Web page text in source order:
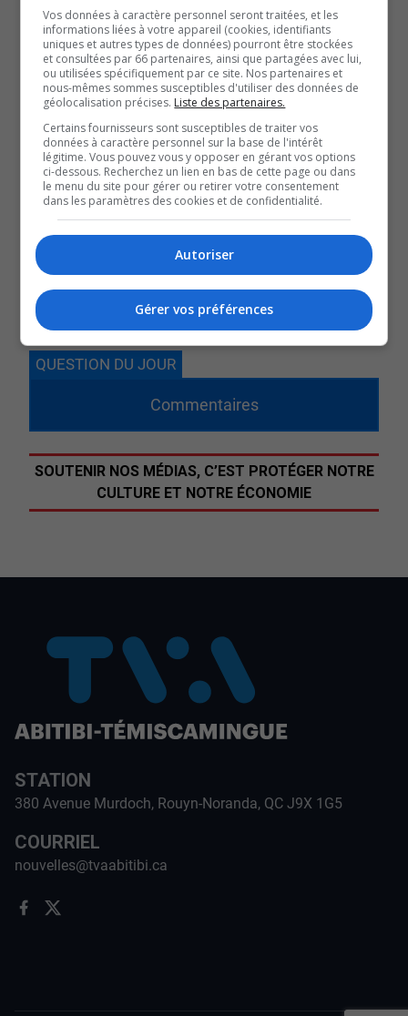
poste, elle qui devra se frotter à l’autre candidat annoncé
à l’investiture, l’ancien journaliste et attaché politique,
Jean-François Vachon.
Selon nos sources, une autre personne de l’extérieur de
la région pourrait également se présenter pour
l’investiture.
Les membres du Parti québécois devront donc faire un
choix.
La date de l’investiture du Parti québécois dans Rouyn-
Noranda-Témiscamingue n’est toujours pas connue.
On rappelle également que le maire d’Amos, Sébastien
D’Astous, espère lui aussi représenter la formation
politique dans Abitibi-Ouest.
QUESTION DU JOUR
Commentaires
SOUTENIR NOS MÉDIAS, C’EST PROTÉGER NOTRE
CULTURE ET NOTRE ÉCONOMIE
STATION
380 Avenue Murdoch, Rouyn-Noranda, QC J9X 1G5
COURRIEL
nouvelles@tvaabitibi.ca
Vos données à caractère personnel seront traitées, et les
informations liées à votre appareil (cookies, identifiants
uniques et autres types de données) pourront être stockées
et consultées par 66 partenaires, ainsi que partagées avec lui,
ou utilisées spécifiquement par ce site. Nos partenaires et
nous-mêmes sommes susceptibles d'utiliser des données de
géolocalisation précises. Liste des partenaires.
Certains fournisseurs sont susceptibles de traiter vos
données à caractère personnel sur la base de l'intérêt
légitime. Vous pouvez vous y opposer en gérant vos options
ci-dessous. Recherchez un lien en bas de cette page ou dans
le menu du site pour gérer ou retirer votre consentement
dans les paramètres des cookies et de confidentialité.
Autoriser
Gérer vos préférences